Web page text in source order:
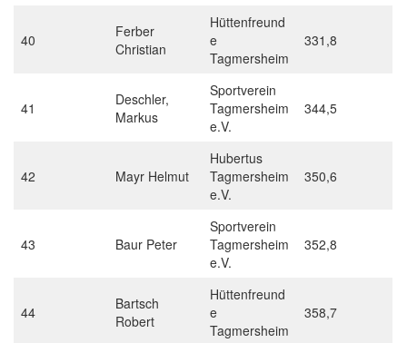
40
Ferber
Christian
Hüttenfreund
e
Tagmersheim
331,8
41
Deschler,
Markus
Sportverein
Tagmersheim
e.V.
344,5
42 Mayr Helmut
Hubertus
Tagmersheim
e.V.
350,6
43 Baur Peter
Sportverein
Tagmersheim
e.V.
352,8
44
Bartsch
Robert
Hüttenfreund
e
Tagmersheim
358,7